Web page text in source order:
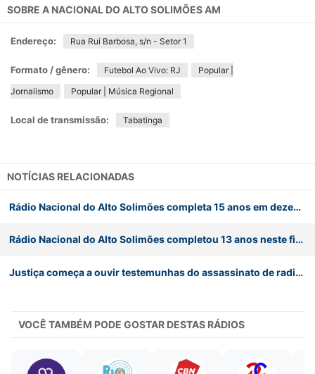
SOBRE A NACIONAL DO ALTO SOLIMÕES AM
Endereço: Rua Rui Barbosa, s/n - Setor 1
Formato / gênero: Futebol Ao Vivo: RJ
Popular |
Jornalismo
Popular | Música Regional
Local de transmissão: Tabatinga
NOTÍCIAS RELACIONADAS
Rádio Nacional do Alto Solimões completa 15 anos em dezembro e retoma o Festival de Música
Rádio Nacional do Alto Solimões completou 13 anos neste final de semana
Justiça começa a ouvir testemunhas do assassinato de radialista
VOCÊ TAMBÉM PODE GOSTAR DESTAS RÁDIOS